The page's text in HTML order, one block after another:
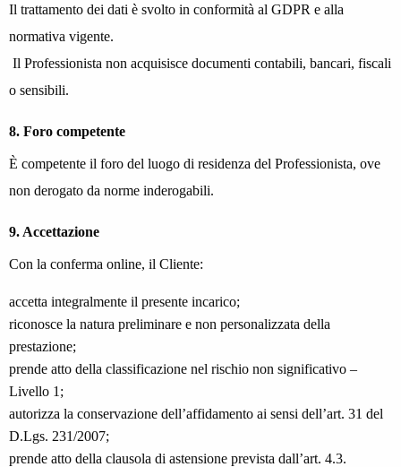
Il trattamento dei dati è svolto in conformità al GDPR e alla
normativa vigente.
Il Professionista non acquisisce documenti contabili, bancari, fiscali
o sensibili.
8. Foro competente
È competente il foro del luogo di residenza del Professionista, ove
non derogato da norme inderogabili.
9. Accettazione
Con la conferma online, il Cliente:
accetta integralmente il presente incarico;
riconosce la natura preliminare e non personalizzata della
prestazione;
prende atto della classificazione nel rischio non significativo –
Livello 1;
autorizza la conservazione dell’affidamento ai sensi dell’art. 31 del
D.Lgs. 231/2007;
prende atto della clausola di astensione prevista dall’art. 4.3.